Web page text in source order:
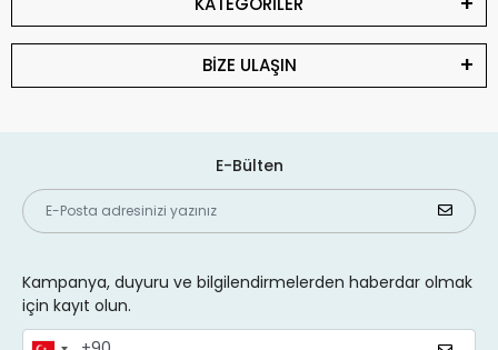
BİZE ULAŞIN
E-Bülten
Kampanya, duyuru ve bilgilendirmelerden haberdar olmak
için kayıt olun.